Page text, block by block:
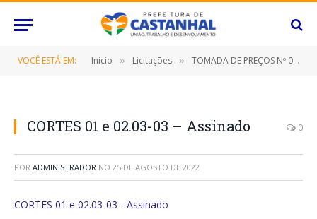
VOCÊ ESTÁ EM: Inicio » Licitações » TOMADA DE PREÇOS Nº 025/2022 (CONTRATAÇÃO DE EMPRESA ESPECIALIZADA PARA CONSTRUÇÃO DA SEDE DA ASSOCIAÇÃO ESPORTIVA DO CAMPO DO AMÉRICA, NESTE MUNICÍPIO DE CASTANHAL/PARÁ)
CORTES 01 e 02.03-03 – Assinado 0
POR ADMINISTRADOR NO 25 DE AGOSTO DE 2022
CORTES 01 e 02.03-03 - Assinado